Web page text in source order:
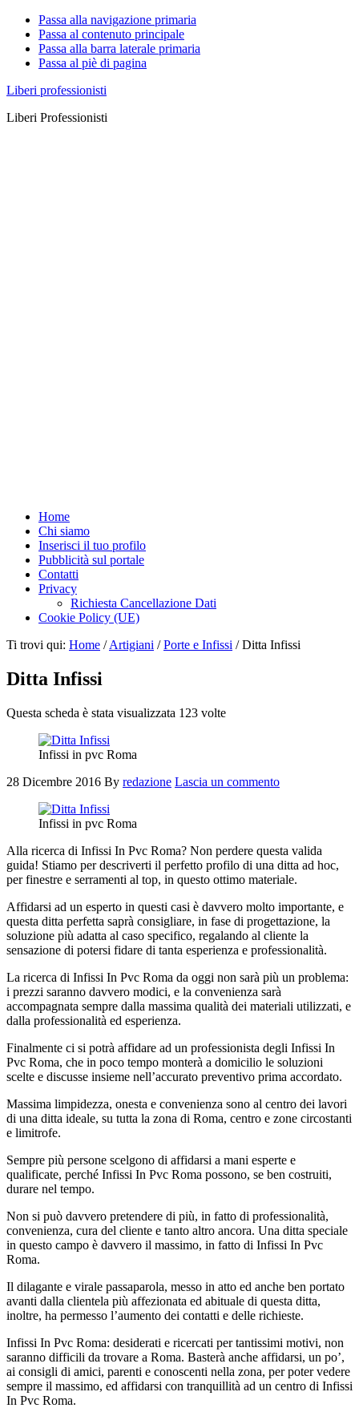
Passa alla navigazione primaria
Passa al contenuto principale
Passa alla barra laterale primaria
Passa al piè di pagina
Liberi professionisti
Liberi Professionisti
Home
Chi siamo
Inserisci il tuo profilo
Pubblicità sul portale
Contatti
Privacy
Richiesta Cancellazione Dati
Cookie Policy (UE)
Ti trovi qui: Home / Artigiani / Porte e Infissi /Ditta Infissi
Ditta Infissi
Questa scheda è stata visualizzata 123 volte
Infissi in pvc Roma
28 Dicembre 2016 By redazione Lascia un commento
Infissi in pvc Roma
Alla ricerca di Infissi In Pvc Roma? Non perdere questa valida
guida! Stiamo per descriverti il perfetto profilo di una ditta ad hoc,
per finestre e serramenti al top, in questo ottimo materiale.
Affidarsi ad un esperto in questi casi è davvero molto importante, e
questa ditta perfetta saprà consigliare, in fase di progettazione, la
soluzione più adatta al caso specifico, regalando al cliente la
sensazione di potersi fidare di tanta esperienza e professionalità.
La ricerca di Infissi In Pvc Roma da oggi non sarà più un problema:
i prezzi saranno davvero modici, e la convenienza sarà
accompagnata sempre dalla massima qualità dei materiali utilizzati, e
dalla professionalità ed esperienza.
Finalmente ci si potrà affidare ad un professionista degli Infissi In
Pvc Roma, che in poco tempo monterà a domicilio le soluzioni
scelte e discusse insieme nell’accurato preventivo prima accordato.
Massima limpidezza, onesta e convenienza sono al centro dei lavori
di una ditta ideale, su tutta la zona di Roma, centro e zone circostanti
e limitrofe.
Sempre più persone scelgono di affidarsi a mani esperte e
qualificate, perché Infissi In Pvc Roma possono, se ben costruiti,
durare nel tempo.
Non si può davvero pretendere di più, in fatto di professionalità,
convenienza, cura del cliente e tanto altro ancora. Una ditta speciale
in questo campo è davvero il massimo, in fatto di Infissi In Pvc
Roma.
Il dilagante e virale passaparola, messo in atto ed anche ben portato
avanti dalla clientela più affezionata ed abituale di questa ditta,
inoltre, ha permesso l’aumento dei contatti e delle richieste.
Infissi In Pvc Roma: desiderati e ricercati per tantissimi motivi, non
saranno difficili da trovare a Roma. Basterà anche affidarsi, un po’,
ai consigli di amici, parenti e conoscenti nella zona, per poter vedere
sempre il massimo, ed affidarsi con tranquillità ad un centro di Infissi
In Pvc Roma.